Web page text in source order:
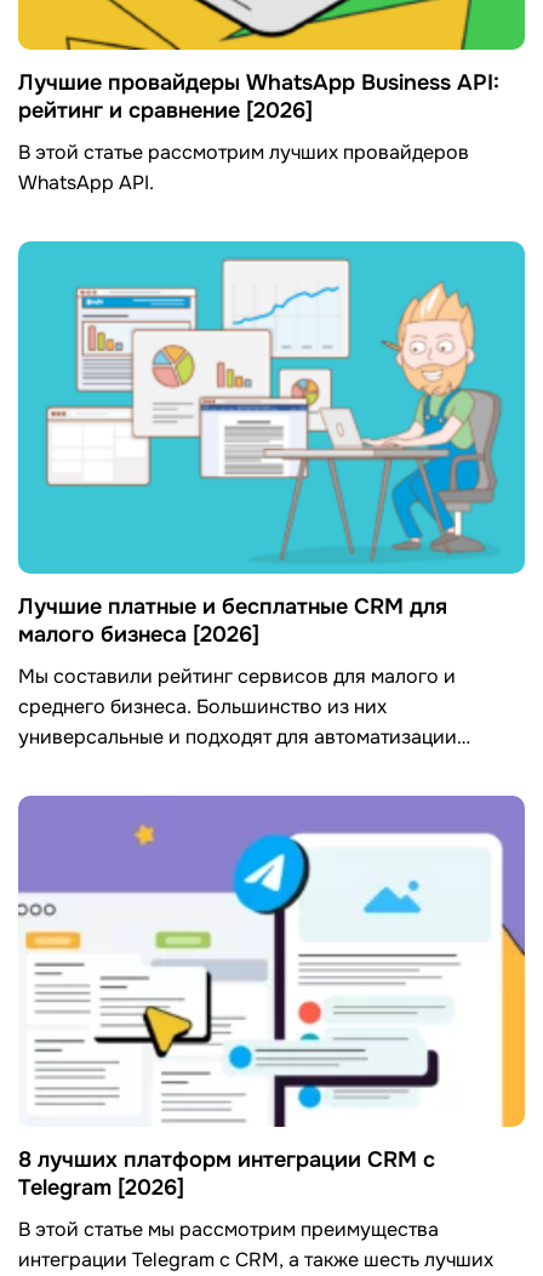
Лучшие провайдеры WhatsApp Business API:
рейтинг и сравнение [2026]
В этой статье рассмотрим лучших провайдеров
WhatsApp API.
Лучшие платные и бесплатные CRM для
малого бизнеса [2026]
Мы составили рейтинг сервисов для малого и
среднего бизнеса. Большинство из них
универсальные и подходят для автоматизации
8 лучших платформ интеграции CRM с
Telegram [2026]
В этой статье мы рассмотрим преимущества
интеграции Telegram с CRM, а также шесть лучших